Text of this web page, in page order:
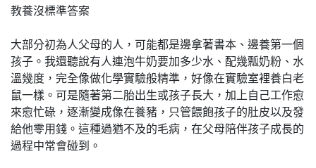
教養沒標準答案
大部分初為人父母的人，可能都是邊拿著書本、邊養第一個
孩子。我還聽說有人連泡牛奶要加多少水、配幾瓢奶粉、水
溫幾度，完全像做化學實驗般精準，好像在實驗室裡養白老
鼠一樣。可是隨著第二胎出生或孩子長大，加上自己工作愈
來愈忙碌，逐漸變成像在養豬，只管餵飽孩子的肚皮以及發
給他零用錢。這種過猶不及的毛病，在父母陪伴孩子成長的
過程中常會碰到。